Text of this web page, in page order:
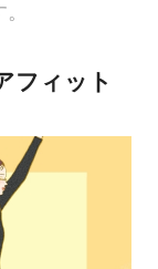
フィット